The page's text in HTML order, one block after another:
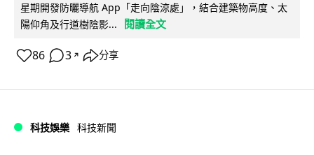
星期開發防曬導航 App「走向陰涼處」，結合建築物高度、太
陽仰角及行道樹陰影...
閱讀全文
86 3 ↗ 分享
科技娛樂 科技新聞